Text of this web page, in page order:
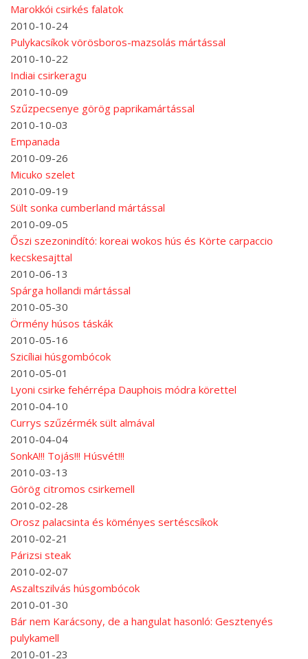
Marokkói csirkés falatok
2010-10-24
Pulykacsíkok vörösboros-mazsolás mártással
2010-10-22
Indiai csirkeragu
2010-10-09
Szűzpecsenye görög paprikamártással
2010-10-03
Empanada
2010-09-26
Micuko szelet
2010-09-19
Sült sonka cumberland mártással
2010-09-05
Őszi szezonindító: koreai wokos hús és Körte carpaccio
kecskesajttal
2010-06-13
Spárga hollandi mártással
2010-05-30
Örmény húsos táskák
2010-05-16
Szicíliai húsgombócok
2010-05-01
Lyoni csirke fehérrépa Dauphois módra körettel
2010-04-10
Currys szűzérmék sült almával
2010-04-04
SonkA!!! Tojás!!! Húsvét!!!
2010-03-13
Görög citromos csirkemell
2010-02-28
Orosz palacsinta és köményes sertéscsíkok
2010-02-21
Párizsi steak
2010-02-07
Aszaltszilvás húsgombócok
2010-01-30
Bár nem Karácsony, de a hangulat hasonló: Gesztenyés
pulykamell
2010-01-23